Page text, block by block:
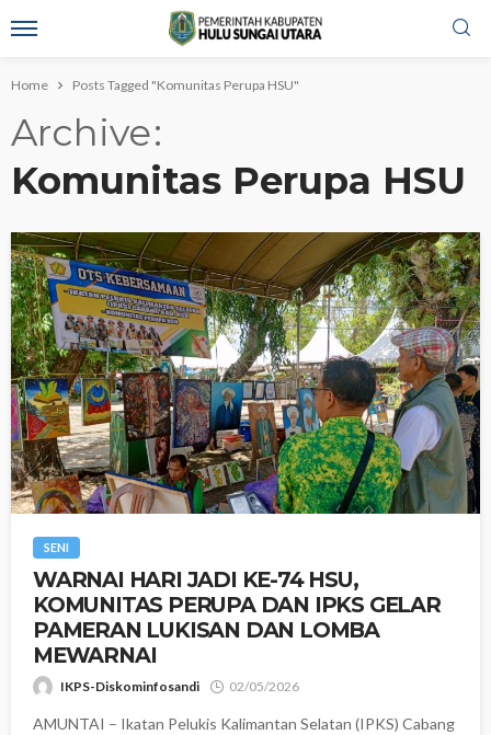
Home Posts Tagged "Komunitas Perupa HSU"
Archive
Komunitas Perupa HSU
SENI
‎WARNAI HARI JADI KE-74 HSU,
KOMUNITAS PERUPA DAN IPKS GELAR
PAMERAN LUKISAN DAN LOMBA
MEWARNAI
IKPS-Diskominfosandi 02/05/2026
AMUNTAI – Ikatan Pelukis Kalimantan Selatan (IPKS) Cabang